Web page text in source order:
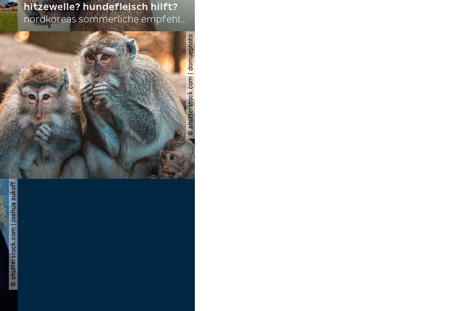
hitzewelle? hundefleisch hilft?
nordkoreas sommerliche empfehlungen
© shutterstock.com | domuephoto
© shutterstock.com | joshua sukoff